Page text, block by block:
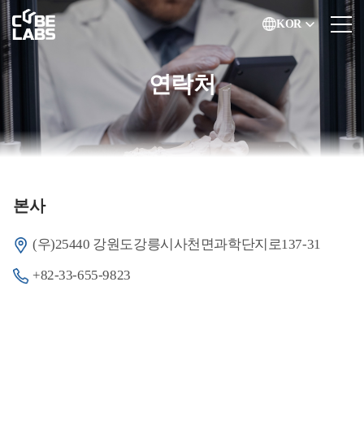
KOR
연락처
본사
(우)25440 강원도강릉시사천면과학단지로137-31
+82-33-655-9823